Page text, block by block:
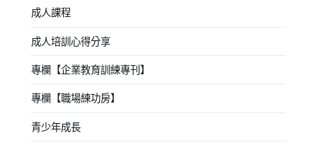
成人課程
成人培訓心得分享
專欄【企業教育訓練專刊】
專欄【職場練功房】
青少年成長